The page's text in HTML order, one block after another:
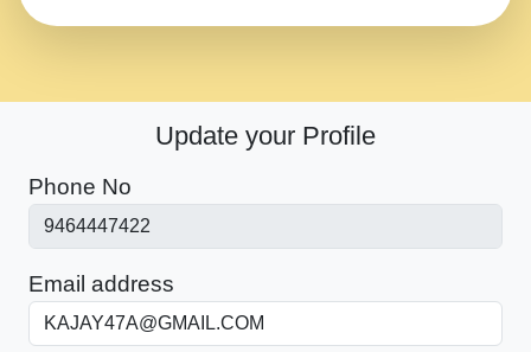
Update your Profile
Phone No
Email address